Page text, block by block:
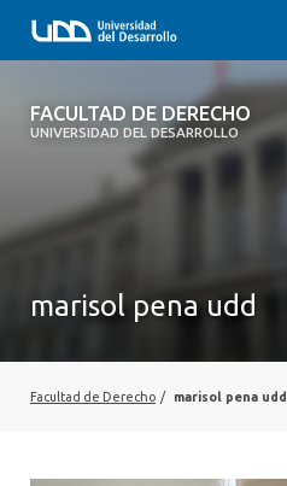
FACULTAD DE DERECHO
UNIVERSIDAD DEL DESARROLLO
FACULTAD DE DERECHO
SOBRE LA FACULTAD
marisol pena udd
Facultad de Derecho / marisol pena udd